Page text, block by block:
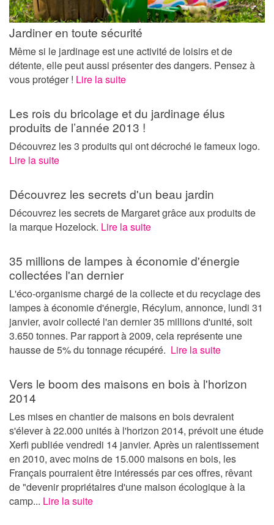
Jardiner en toute sécurité
Même si le jardinage est une activité de loisirs et de
détente, elle peut aussi présenter des dangers. Pensez à
vous protéger ! Lire la suite
Les rois du bricolage et du jardinage élus
produits de l’année 2013 !
Découvrez les 3 produits qui ont décroché le fameux logo.
Lire la suite
Découvrez les secrets d'un beau jardin
Découvrez les secrets de Margaret grâce aux produits de
la marque Hozelock. Lire la suite
35 millions de lampes à économie d'énergie
collectées l'an dernier
L'éco-organisme chargé de la collecte et du recyclage des
lampes à économie d'énergie, Récylum, annonce, lundi 31
janvier, avoir collecté l'an dernier 35 millions d'unité, soit
3.650 tonnes. Par rapport à 2009, cela représente une
hausse de 5% du tonnage récupéré. Lire la suite
Vers le boom des maisons en bois à l'horizon
2014
Les mises en chantier de maisons en bois devraient
s'élever à 22.000 unités à l'horizon 2014, prévoit une étude
Xerfi publiée vendredi 14 janvier. Après un ralentissement
en 2010, avec moins de 15.000 maisons en bois, les
Français pourraient être intéressés par ces offres, rêvant
de "devenir propriétaires d'une maison écologique à la
camp... Lire la suite